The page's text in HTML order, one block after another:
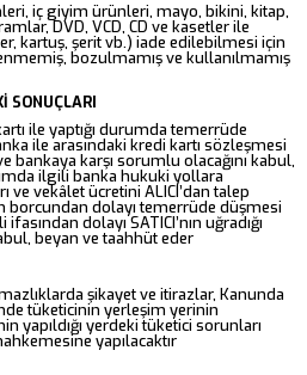
iç giyim ürünleri, mayo, bikini, kitap,
DVD, VCD, CD ve kasetler ile
kartuş, şerit vb.) iade edilebilmesi için
bozulmamış ve kullanılmamış
SONUÇLARI
ile yaptığı durumda temerrüde
ile arasındaki kredi kartı sözleşmesi
bankaya karşı sorumlu olacağını kabul,
ilgili banka hukuki yollara
vekâlet ücretini ALICI’dan talep
borcundan dolayı temerrüde düşmesi
dolayı SATICI’nın uğradığı
beyan ve taahhüt eder
şikayet ve itirazlar, Kanunda
tüketicinin yerleşim yerinin
yapıldığı yerdeki tüketici sorunları
yapılacaktır